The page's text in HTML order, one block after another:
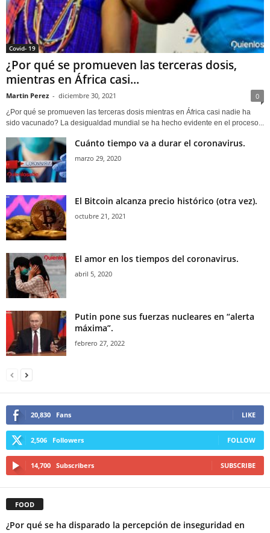
Covid- 19
¿Por qué se promueven las terceras dosis,
mientras en África casi...
Martin Perez - diciembre 30, 2021 0
¿Por qué se promueven las terceras dosis mientras en África casi nadie ha
sido vacunado? La desigualdad mundial se ha hecho evidente en el proceso...
Cuánto tiempo va a durar el coronavirus.
marzo 29, 2020
El Bitcoin alcanza precio histórico (otra vez).
octubre 21, 2021
El amor en los tiempos del coronavirus.
abril 5, 2020
Putin pone sus fuerzas nucleares en “alerta
máxima”.
febrero 27, 2022
20,830 Fans LIKE
2,506 Followers FOLLOW
14,700 Subscribers SUBSCRIBE
FOOD
¿Por qué se ha disparado la percepción de inseguridad en